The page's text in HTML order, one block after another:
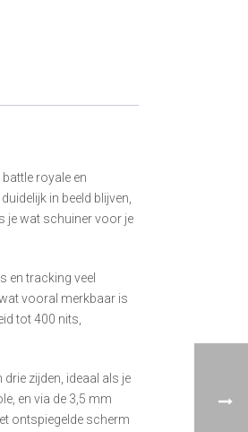
royale en
in beeld blijven,
je wat schuiner voor je
en tracking veel
vooral merkbaar is
tot 400 nits,
zijden, ideaal als je
en via de 3,5 mm
ontspiegelde scherm